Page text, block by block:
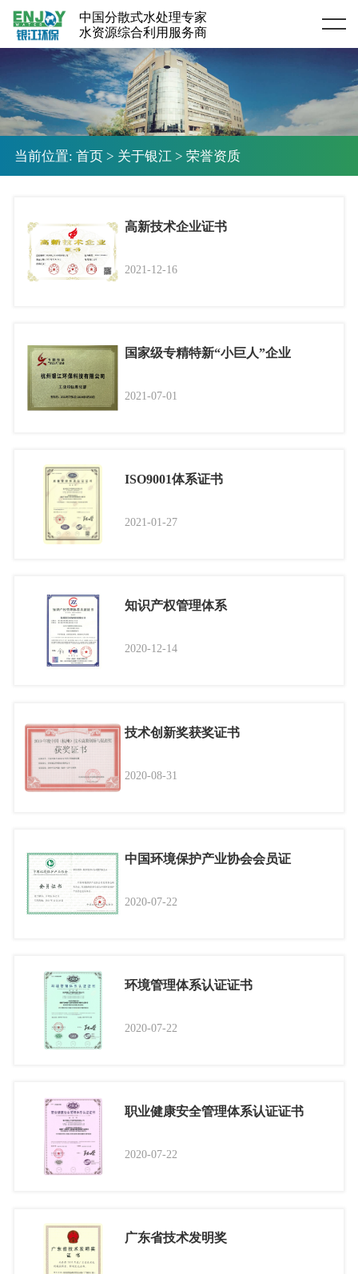
中国分散式水处理专家
水资源综合利用服务商
当前位置: 首页> 关于银江 > 荣誉资质
高新技术企业证书
2021-12-16
国家级专精特新“小巨人”企业
2021-07-01
ISO9001体系证书
2021-01-27
知识产权管理体系
2020-12-14
技术创新奖获奖证书
2020-08-31
中国环境保护产业协会会员证
2020-07-22
环境管理体系认证证书
2020-07-22
职业健康安全管理体系认证证书
2020-07-22
广东省技术发明奖
Home